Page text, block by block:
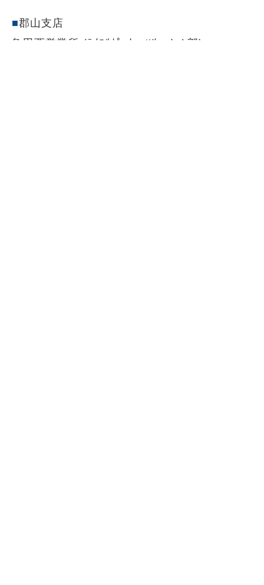
郡山支店
亀田西営業所 (ﾗｲﾌｻﾎﾟｰﾄ・ｿﾘｭｰｼｮﾝ部)